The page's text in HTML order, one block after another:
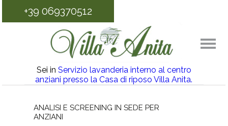
+39 069370512
Sei in Servizio lavanderia interno al centro
anziani presso la Casa di riposo Villa Anita.
ANALISI E SCREENING IN SEDE PER
ANZIANI